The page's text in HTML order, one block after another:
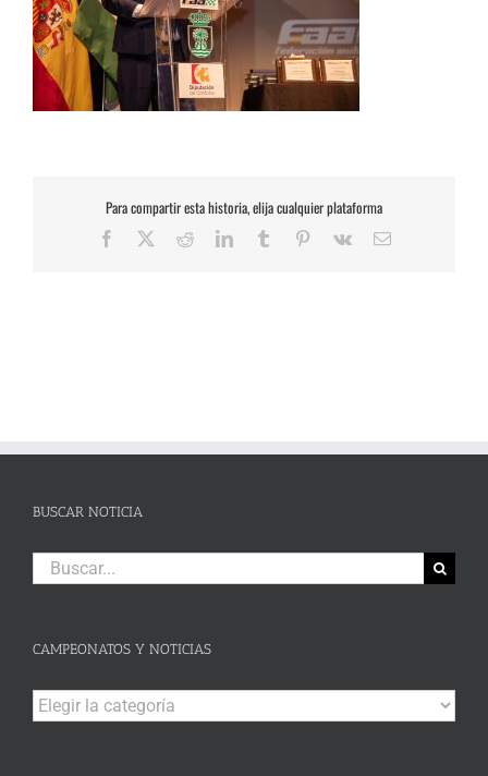
Para compartir esta historia, elija cualquier plataforma
Facebook RedditLinkedInTumblr Pinterest
Vk
Correo
BUSCAR NOTICIA
Buscar:
CAMPEONATOS Y NOTICIAS
Campeonatos
y